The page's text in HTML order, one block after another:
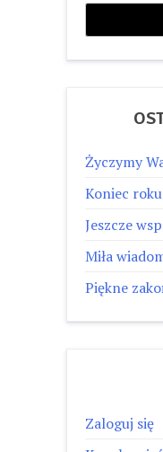
Życzymy
Koniec
Jeszcze
Miła
Piękne
Zaloguj się